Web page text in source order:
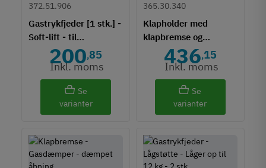
Gastrykfjeder [1 stk.] -
Soft-lift - til
Kesseböhmer lift
beslag
372.51.906
200,85
Inkl. moms
Se
varianter
Klapholder med
klapbremse og
lukkedæmpning
365.30.340
436,15
Inkl. moms
Se
varianter